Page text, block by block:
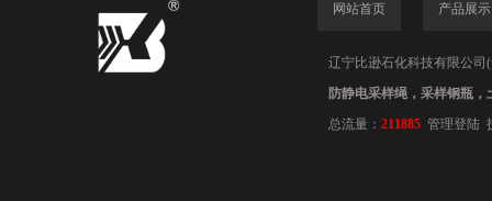
网站首页 产品展示
辽宁比逊石化科技有限公司
防静电采样绳，采样钢瓶
总流量： 211885 管理登陆